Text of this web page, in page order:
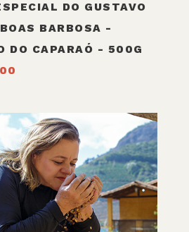
DO GUSTAVO
BARBOSA -
DO CAPARAÓ - 500G